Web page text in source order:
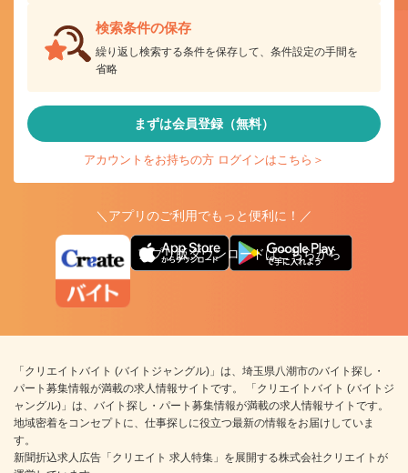
検索条件の保存
繰り返し検索する条件を保存して、条件設定の手間を
省略
まずは会員登録（無料）
アカウントをお持ちの方 ログインはこちら＞
＼アプリのご利用でもっと便利に！／
アプリ版ダウンロードはこちらから
「クリエイトバイト (バイトジャングル)」は、埼玉県八潮市のバイト探し・
パート募集情報が満載の求人情報サイトです。 「クリエイトバイト (バイトジ
ャングル)」は、バイト探し・パート募集情報が満載の求人情報サイトです。
地域密着をコンセプトに、仕事探しに役立つ最新の情報をお届けしていま
す。
新聞折込求人広告「クリエイト 求人特集」を展開する株式会社クリエイトが